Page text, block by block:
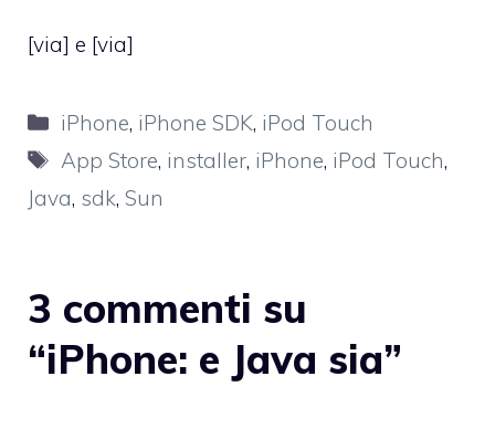
[via] e [via]
Categorie
iPhone, iPhone SDK, iPod Touch
Tag
App Store, installer, iPhone, iPod Touch,
Java, sdk, Sun
3 commenti su
“iPhone: e Java sia”